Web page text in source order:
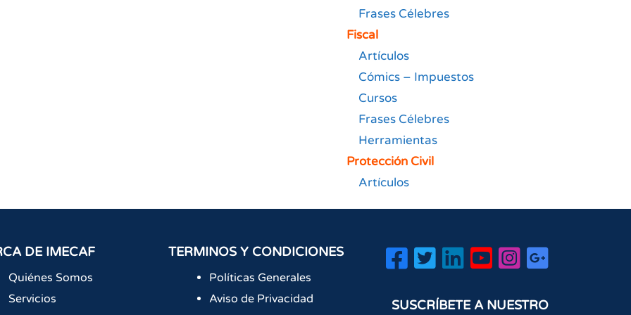
Frases Célebres
Fiscal
Artículos
Cómics – Impuestos
Cursos
Frases Célebres
Herramientas
Protección Civil
Artículos
DE IMECAF
Quiénes Somos
Servicios
TERMINOS Y CONDICIONES
Políticas Generales
Aviso de Privacidad
SUSCRÍBETE A NUESTRO